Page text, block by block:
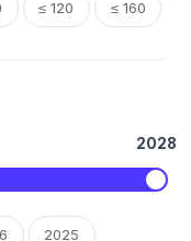
≤ 120 ≤ 160
2028
2025